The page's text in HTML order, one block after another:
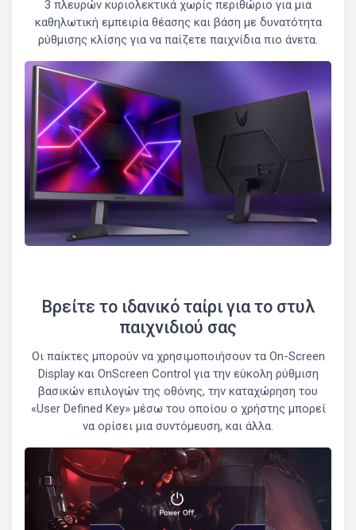
3 πλευρών κυριολεκτικά χωρίς περιθώριο για μια
καθηλωτική εμπειρία θέασης και βάση με δυνατότητα
ρύθμισης κλίσης για να παίζετε παιχνίδια πιο άνετα.
Βρείτε το ιδανικό ταίρι για το στυλ
παιχνιδιού σας
Οι παίκτες μπορούν να χρησιμοποιήσουν τα On-Screen
Display και OnScreen Control για την εύκολη ρύθμιση
βασικών επιλογών της οθόνης, την καταχώρηση του
«User Defined Key» μέσω του οποίου ο χρήστης μπορεί
να ορίσει μια συντόμευση, και άλλα.